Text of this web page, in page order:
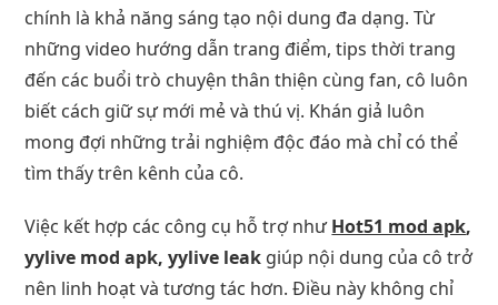
chính là khả năng sáng tạo nội dung đa dạng. Từ
những video hướng dẫn trang điểm, tips thời trang
đến các buổi trò chuyện thân thiện cùng fan, cô luôn
biết cách giữ sự mới mẻ và thú vị. Khán giả luôn
mong đợi những trải nghiệm độc đáo mà chỉ có thể
tìm thấy trên kênh của cô.
Việc kết hợp các công cụ hỗ trợ nhưHot51 mod apk,
yylive mod apk, yylive leak giúp nội dung của cô trở
nên linh hoạt và tương tác hơn. Điều này không chỉ